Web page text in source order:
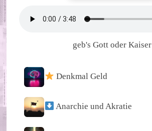
geb's Gott oder Kaiser
Denkmal Geld
Anarchie und Akratie